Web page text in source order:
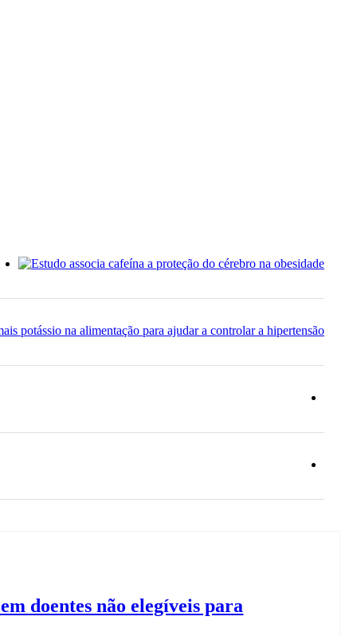
doentes não elegíveis para